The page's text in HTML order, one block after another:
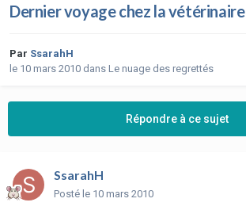
Dernier voyage chez la vétérinaire
Par SsarahH
le 10 mars 2010 dans Le nuage des regrettés
Répondre à ce sujet
SsarahH
Posté le 10 mars 2010